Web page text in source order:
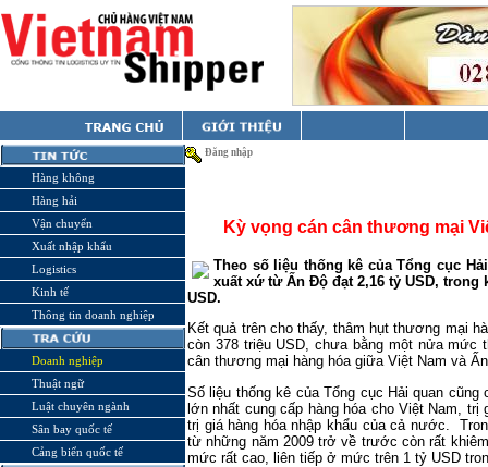
Hàng không
Hàng hải
Vận chuyển
Xuất nhập khẩu
Logistics
Kinh tế
Thông tin doanh nghiệp
Doanh nghiệp
Thuật ngữ
Luật chuyên ngành
Sân bay quốc tế
Cảng biển quốc tế
Đăng nhập
Kỳ vọng cán cân thương mại
Theo số liệu thống kê của Tổng cục
xuất xứ từ Ấn Độ đạt 2,16 tỷ USD,
USD.
Kết quả trên cho thấy, thâm hụt thương mại
còn 378 triệu USD, chưa bằng một nửa
cân thương mại hàng hóa giữa Việt Nam và
Số liệu thống kê của Tổng cục Hải quan
lớn nhất cung cấp hàng hóa cho Việt Nam,
trị giá hàng hóa nhập khẩu của cả nước.
từ những năm 2009 trở về trước còn rất
mức rất cao, liên tiếp ở mức trên 1 tỷ USD